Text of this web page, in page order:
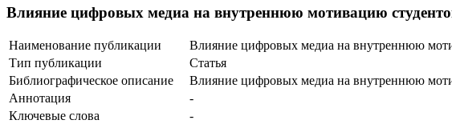
Влияние цифровых медиа на внутреннюю мотивацию
Наименование публикации
Влияние цифровых медиа на внутреннюю
Тип публикации
Статья
Библиографическое описание
Влияние цифровых медиа на внутреннюю
Аннотация
-
Ключевые cлова
-